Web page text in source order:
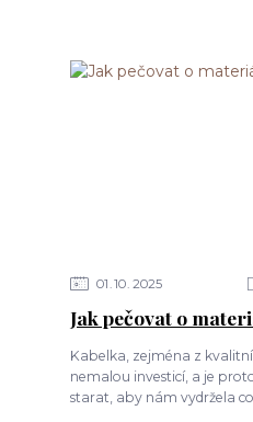
01 10 2025
Jak pečovat o
Kabelka, zejména z
nemalou investicí, a je
starat, aby nám vydržela